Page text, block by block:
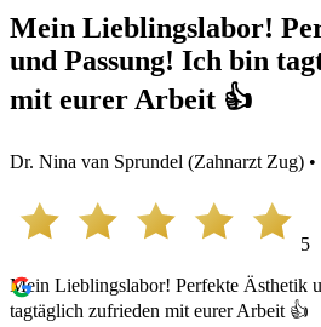
Mein Lieblingslabor!
und Passung! Ich bin
mit eurer Arbeit 👍
Dr. Nina van Sprundel (Zahnarzt Zug)
5
Mein Lieblingslabor! Perfekte Ästhetik
tagtäglich zufrieden mit eurer Arbeit 👍